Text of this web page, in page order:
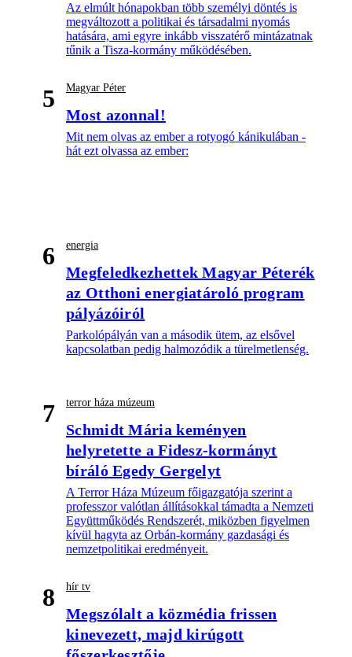
Az elmúlt hónapokban több személyi döntés is
megváltozott a politikai és társadalmi nyomás
hatására, ami egyre inkább visszatérő mintázatnak
tűnik a Tisza-kormány működésében.
5 Magyar Péter
Most azonnal!
Mit nem olvas az ember a rotyogó kánikulában -
hát ezt olvassa az ember:
6 energia
Megfeledkezhettek Magyar Péterék
az Otthoni energiatároló program
pályázóiról
Parkolópályán van a második ütem, az elsővel
kapcsolatban pedig halmozódik a türelmetlenség.
7 terror háza múzeum
Schmidt Mária keményen
helyretette a Fidesz-kormányt
bíráló Egedy Gergelyt
A Terror Háza Múzeum főigazgatója szerint a
professzor valótlan állításokkal támadta a Nemzeti
Együttműködés Rendszerét, miközben figyelmen
kívül hagyta az Orbán-kormány gazdasági és
nemzetpolitikai eredményeit.
8 hír tv
Megszólalt a közmédia frissen
kinevezett, majd kirúgott